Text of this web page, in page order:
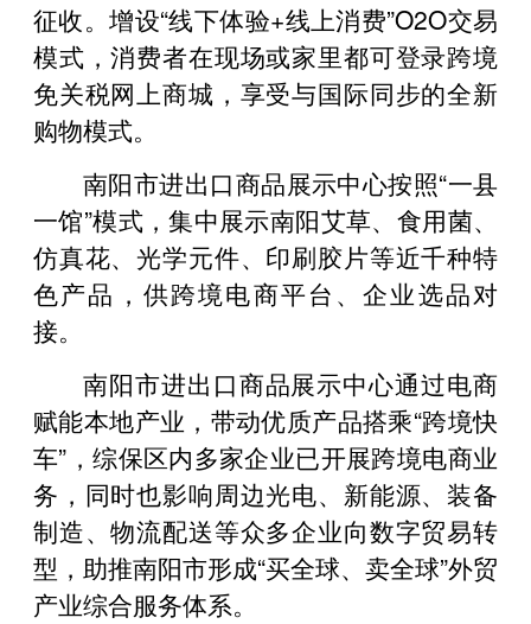
征收。增设“线下体验+线上消费”O2O交易
模式，消费者在现场或家里都可登录跨境
免关税网上商城，享受与国际同步的全新
购物模式。
南阳市进出口商品展示中心按照“一县
一馆”模式，集中展示南阳艾草、食用菌、
仿真花、光学元件、印刷胶片等近千种特
色产品，供跨境电商平台、企业选品对
接。
南阳市进出口商品展示中心通过电商
赋能本地产业，带动优质产品搭乘“跨境快
车”，综保区内多家企业已开展跨境电商业
务，同时也影响周边光电、新能源、装备
制造、物流配送等众多企业向数字贸易转
型，助推南阳市形成“买全球、卖全球”外贸
产业综合服务体系。